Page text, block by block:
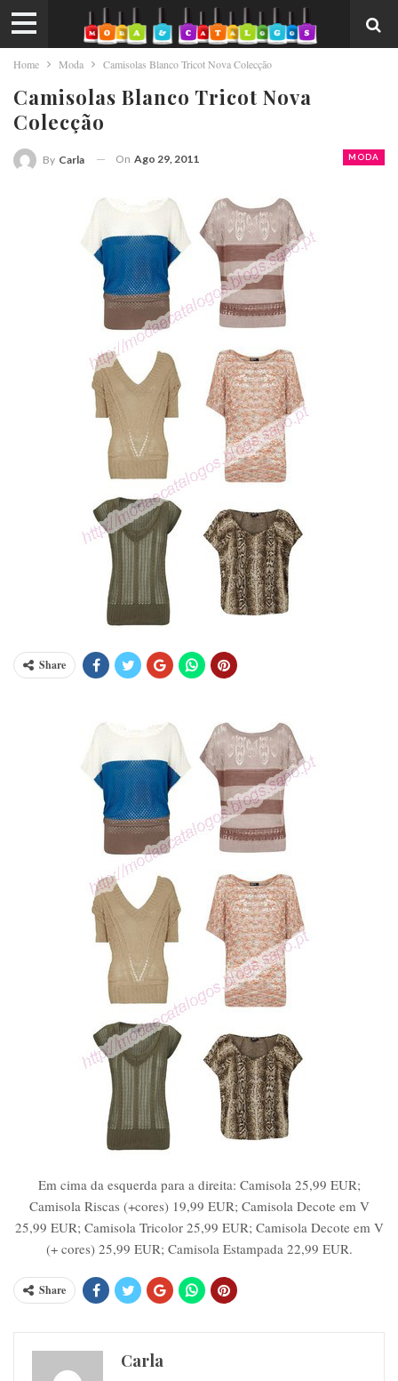
Home Moda Camisolas Blanco Tricot Nova Colecção
Camisolas Blanco Tricot Nova
Colecção
MODA
By Carla On Ago 29, 2011
Share
Em cima da esquerda para a direita: Camisola 25,99 EUR;
Camisola Riscas (+cores) 19,99 EUR; Camisola Decote em V
25,99 EUR; Camisola Tricolor 25,99 EUR; Camisola Decote em V
(+ cores) 25,99 EUR; Camisola Estampada 22,99 EUR.
Share
Carla